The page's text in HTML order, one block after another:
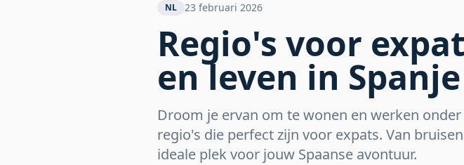
NL 23 februari 2026
Regio's voor
en leven in Spanje
Droom je ervan om te wonen en werken
regio's die perfect zijn voor expats. Van
ideale plek voor jouw Spaanse avontuur.